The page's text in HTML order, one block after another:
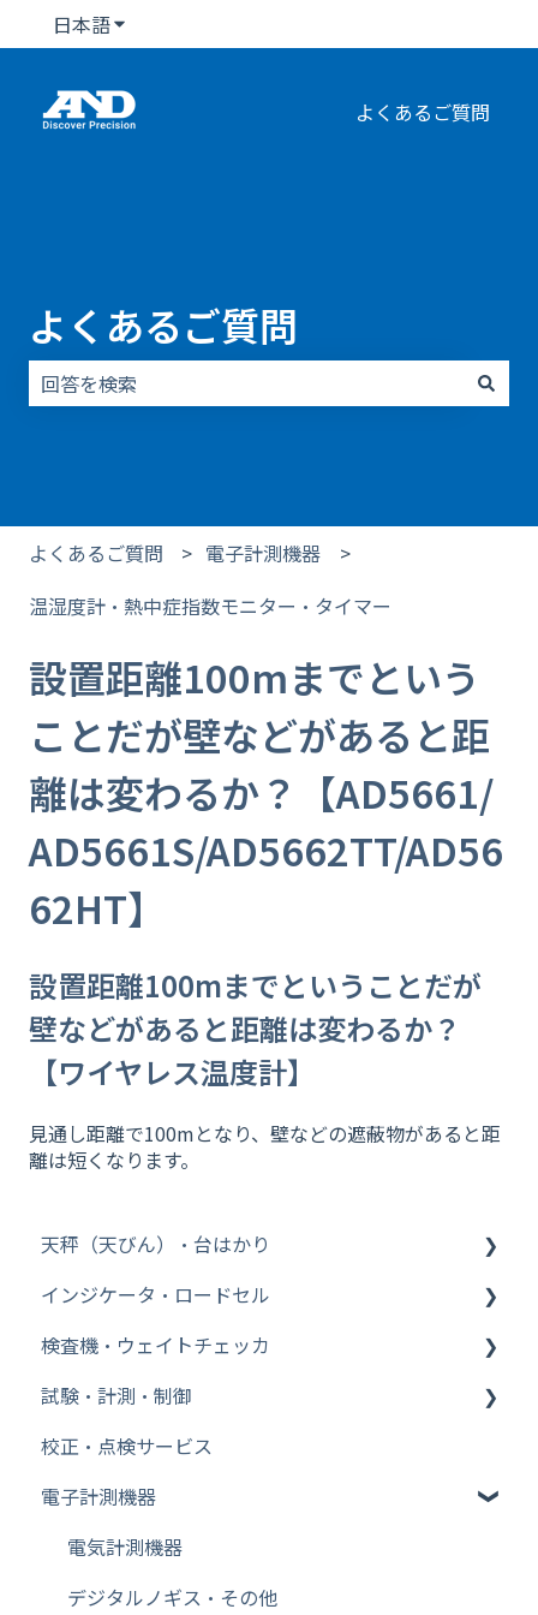
日本語翻訳のサブメニューを表示
よくあるご質問
よくあるご質問
よくあるご質問
電子計測機器
温湿度計・熱中症指数モニター・タイマー
設置距離100mまでという
ことだが壁などがあると距
離は変わるか？【AD5661/
AD5661S/AD5662TT/AD56
62HT】
設置距離100mまでということだが
壁などがあると距離は変わるか？
【ワイヤレス温度計】
見通し距離で100mとなり、壁などの遮蔽物があると距
離は短くなります。
天秤（天びん）・台はかり
その他【WinCT】
分析機器
台はかり
その他【比重測定キット】
Bluetooth
その他【天秤（天びん）・台はかり】
その他【特定計量器】
インジケータ・ロードセル
インジケータ
ロードセル
検査機・ウェイトチェッカ
ウェイトチェッカ
金属検出機
試験・計測・制御
FFT ファイル変換
FFT WCAPROオフライン
FFT cWCA（AD3651）オンライン
FFT 信号発生器設定
校正・点検サービス
電子計測機器
電気計測機器
デジタルノギス・その他